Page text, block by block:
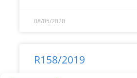
08/05/2020
R158/2019